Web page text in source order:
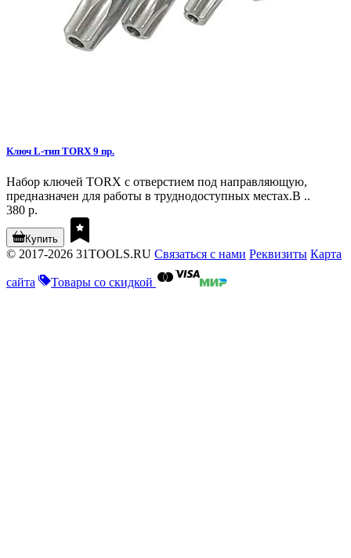
Ключ L-тип TORX 9 пр.
Набор ключей TORX с отверстием под направляющую,
предназначен для работы в труднодоступных местах.В ..
380 р.
Купить
© 2017-2026 31TOOLS.RU Связаться с нами Реквизиты Карта
сайта Товары со скидкой